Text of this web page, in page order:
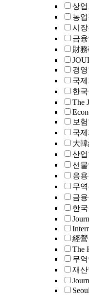
상
농
시
금
財
경
국
한
The
보
국
大
산
선
응용
무
금
한
經
The
무
재